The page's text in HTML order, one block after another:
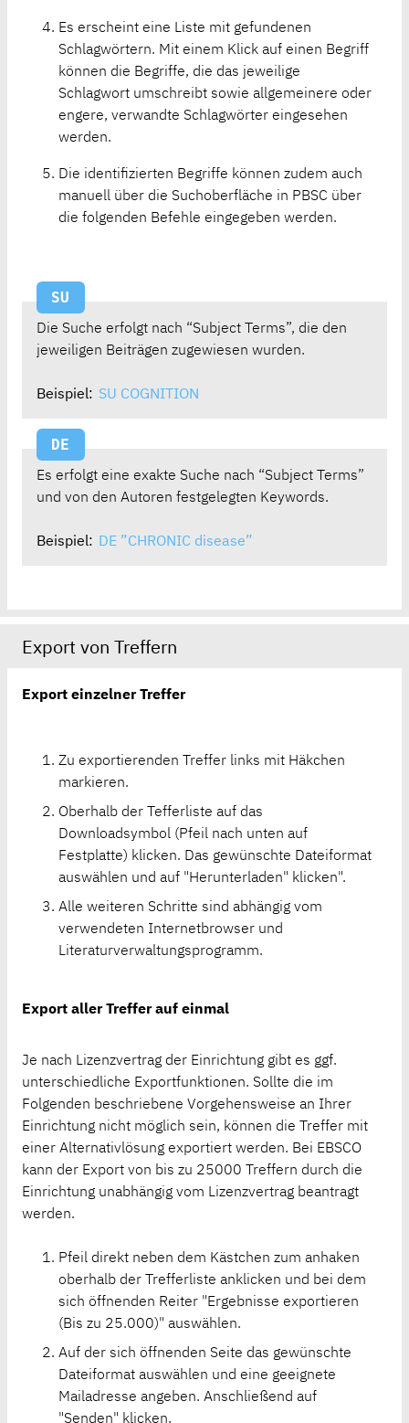
Es erscheint eine Liste mit gefundenen
Schlagwörtern. Mit einem Klick auf einen Begriff
können die Begriffe, die das jeweilige
Schlagwort umschreibt sowie allgemeinere oder
engere, verwandte Schlagwörter eingesehen
werden.
Die identifizierten Begriffe können zudem auch
manuell über die Suchoberfläche in PBSC über
die folgenden Befehle eingegeben werden.
SU
Die Suche erfolgt nach “Subject Terms”, die den
jeweiligen Beiträgen zugewiesen wurden.
Beispiel: SU COGNITION
DE
Es erfolgt eine exakte Suche nach “Subject Terms”
und von den Autoren festgelegten Keywords.
Beispiel: DE ”CHRONIC disease”
Export von Treffern
Export einzelner Treffer
Zu exportierenden Treffer links mit Häkchen
markieren.
Oberhalb der Tefferliste auf das
Downloadsymbol (Pfeil nach unten auf
Festplatte) klicken. Das gewünschte Dateiformat
auswählen und auf "Herunterladen" klicken".
Alle weiteren Schritte sind abhängig vom
verwendeten Internetbrowser und
Literaturverwaltungsprogramm.
Export aller Treffer auf einmal
Je nach Lizenzvertrag der Einrichtung gibt es ggf.
unterschiedliche Exportfunktionen. Sollte die im
Folgenden beschriebene Vorgehensweise an Ihrer
Einrichtung nicht möglich sein, können die Treffer mit
einer Alternativlösung exportiert werden. Bei EBSCO
kann der Export von bis zu 25000 Treffern durch die
Einrichtung unabhängig vom Lizenzvertrag beantragt
werden.
Pfeil direkt neben dem Kästchen zum anhaken
oberhalb der Trefferliste anklicken und bei dem
sich öffnenden Reiter "Ergebnisse exportieren
(Bis zu 25.000)" auswählen.
Auf der sich öffnenden Seite das gewünschte
Dateiformat auswählen und eine geeignete
Mailadresse angeben. Anschließend auf
"Senden" klicken.